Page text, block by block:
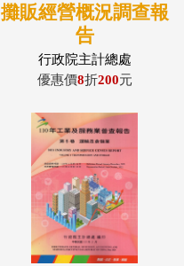
攤販經營概況調查報
告
行政院主計總處
優惠價8折200元